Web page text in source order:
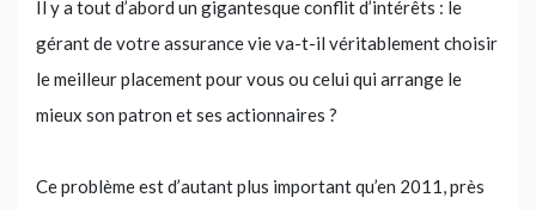
Il y a tout d’abord un gigantesque conflit d’intérêts : le
gérant de votre assurance vie va-t-il véritablement choisir
le meilleur placement pour vous ou celui qui arrange le
mieux son patron et ses actionnaires ?
Ce problème est d’autant plus important qu’en 2011, près